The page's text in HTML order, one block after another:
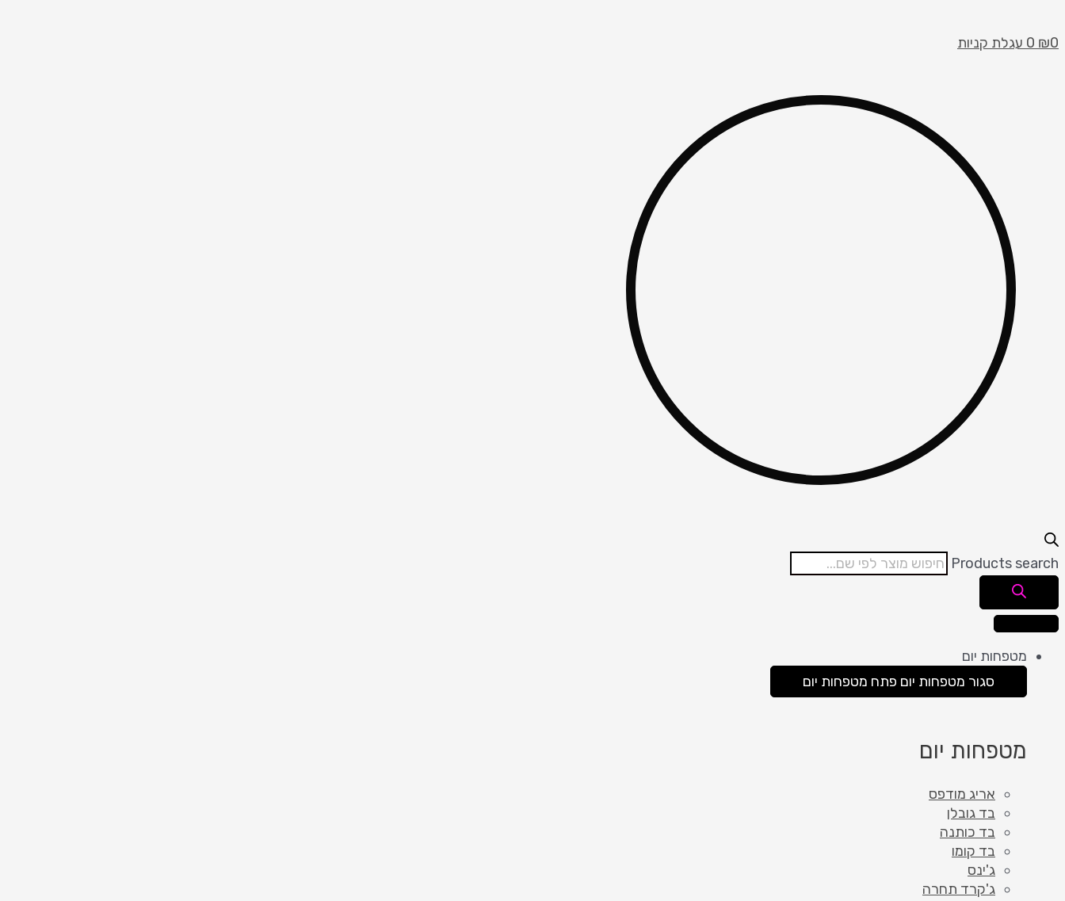
₪0
0 עגלת קניות
Products search
מטפחות יום
סגור מטפחות יום פתח מטפחות יום
מטפחות יום
אריג מודפס
בד גובלן
בד כותנה
בד קומו
ג'ינס
ג'קרד תחרה